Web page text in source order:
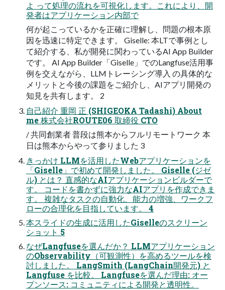
よ って処理の流れを可視化します。これにより、開
発者はアプリケーション内部で
何が起こっているかを正確に理解し、問題の根本原
因を迅速に特定できます。 Giselle: 本LTで事例とし
て紹介する、私が開発に関わっているAI App Builder
です。 AI App Builder「Giselle」でのLangfuse活用事
例を交えながら、LLMトレーシング導入 の具体的な
メリットと今後の課題をご紹介し、AIアプリ開発の
知見を共有します。 2
自己紹介 重岡 正 (SHIGEOKA Tadashi) About
me 株式会社ROUTE06 取締役 CTO
/ 共同創業者 普段は熊本からフルリモートワーク 本
日は熊本からやって参りました 3
きっかけ LLMを活用したWebアプリケーションを
「Giselle」で初めて開発しました。 Giselle (ジゼ
ル) とは？ 直感的なAIアプリケーションビルダーで
す。 コードを書かずに強力なAIアプリを作成できま
す。 複雑なタスクの自動化、能力の増強、ワークフ
ローの合理化を目指しています。 4
本スライドの生成に活用したGiselleのスクリーン
ショット 5
なぜLangfuseを選んだか？ LLMアプリケーション
のObservability（可観測性）を高めるツールを検
討しました。 LangSmith (LangChain開発元) と
Langfuse を比較。 Langfuseを選んだ理由: オー
プンソース: コミュニティによる開発と透明性。